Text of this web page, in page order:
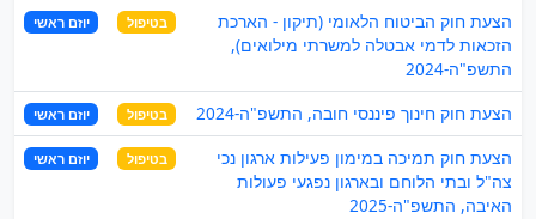
הצעת חוק הביטוח הלאומי (תיקון - הארכת
הזכאות לדמי אבטלה למשרתי מילואים),
התשפ"ה-2024
בטיפול יוזם ראשי
הצעת חוק חינוך פיננסי חובה, התשפ"ה-2024 בטיפול יוזם ראשי
הצעת חוק תמיכה במימון פעילות ארגון נכי
צה"ל ובתי הלוחם ובארגון נפגעי פעולות
האיבה, התשפ"ה-2025
בטיפול יוזם ראשי